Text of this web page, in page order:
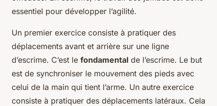
essentiel pour développer l’agilité.
Un premier exercice consiste à pratiquer des
déplacements avant et arrière sur une ligne
d’escrime. C’est le fondamental de l’escrime. Le but
est de synchroniser le mouvement des pieds avec
celui de la main qui tient l’arme. Un autre exercice
consiste à pratiquer des déplacements latéraux. Cela